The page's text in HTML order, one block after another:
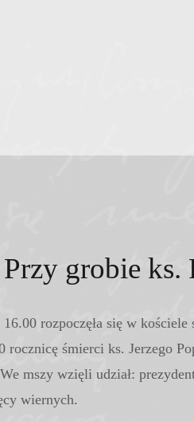
grobie ks.
rozpoczęła się w
rocznicę śmierci ks. Jerzego
mszy wzięli udział:
wiernych.